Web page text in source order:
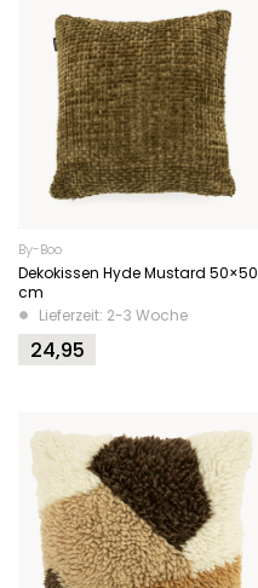
By-Boo
Dekokissen Hyde Mustard 50×50
cm
Lieferzeit: 2-3 Woche
24,95